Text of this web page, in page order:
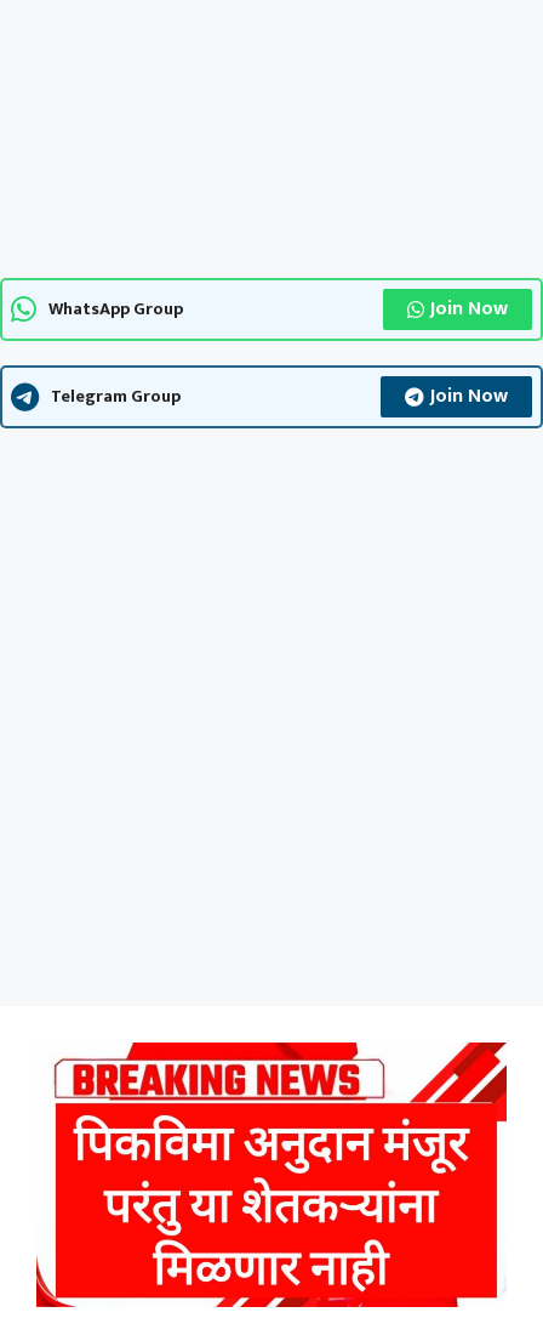
WhatsApp Group Join Now
Telegram Group Join Now